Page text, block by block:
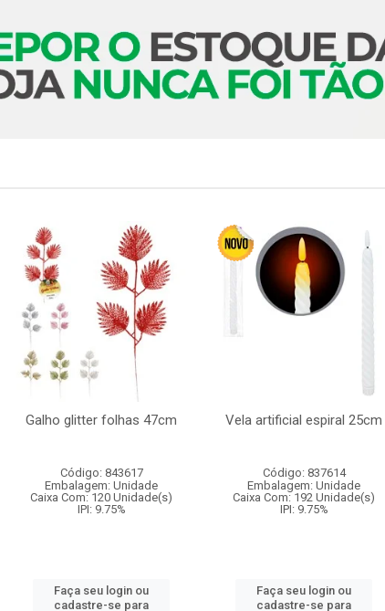
Galho glitter folhas 47cm
Código: 843617
Embalagem: Unidade
Caixa Com: 120 Unidade(s)
IPI: 9.75%
Faça seu login ou
cadastre-se para
Vela artificial espiral 25cm
Código: 837614
Embalagem: Unidade
Caixa Com: 192 Unidade(s)
IPI: 9.75%
Faça seu login ou
cadastre-se para